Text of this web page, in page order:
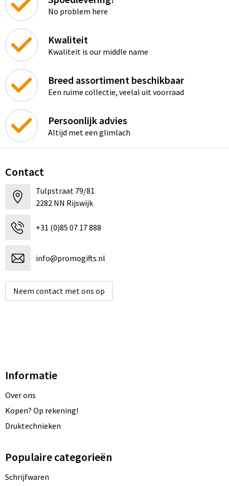
No problem here
Kwaliteit
Kwaliteit is our middle name
Breed assortiment beschikbaar
Een ruime collectie, veelal uit voorraad
Persoonlijk advies
Altijd met een glimlach
Contact
Tulpstraat 79/81
2282 NN Rijswijk
+31 (0)85 07 17 888
info@promogifts.nl
Neem contact met ons op
Informatie
Over ons
Kopen? Op rekening!
Druktechnieken
Populaire categorieën
Schrijfwaren